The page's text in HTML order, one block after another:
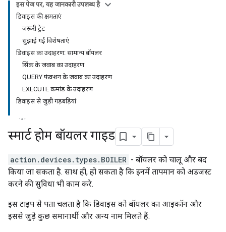
इस पेज पर, यह जानकारी उपलब्ध है
डिवाइस की क्षमताएं
ज़रूरी ट्रेट
सुझाई गई विशेषताएं
डिवाइस का उदाहरण: सामान्य बॉयलर
सिंक के जवाब का उदाहरण
QUERY फ़ंक्शन के जवाब का उदाहरण
EXECUTE कमांड के उदाहरण
डिवाइस से जुड़ी गड़बड़ियां
स्मार्ट होम बॉयलर गाइड
action.devices.types.BOILER - बॉयलर को चालू और बंद
किया जा सकता है. साथ ही, हो सकता है कि इनमें तापमान को अडजस्ट
करने की सुविधा भी काम करे.
इस टाइप से पता चलता है कि डिवाइस को बॉयलर का आइकॉन और
इससे जुड़े कुछ समानार्थी और अन्य नाम मिलते हैं.